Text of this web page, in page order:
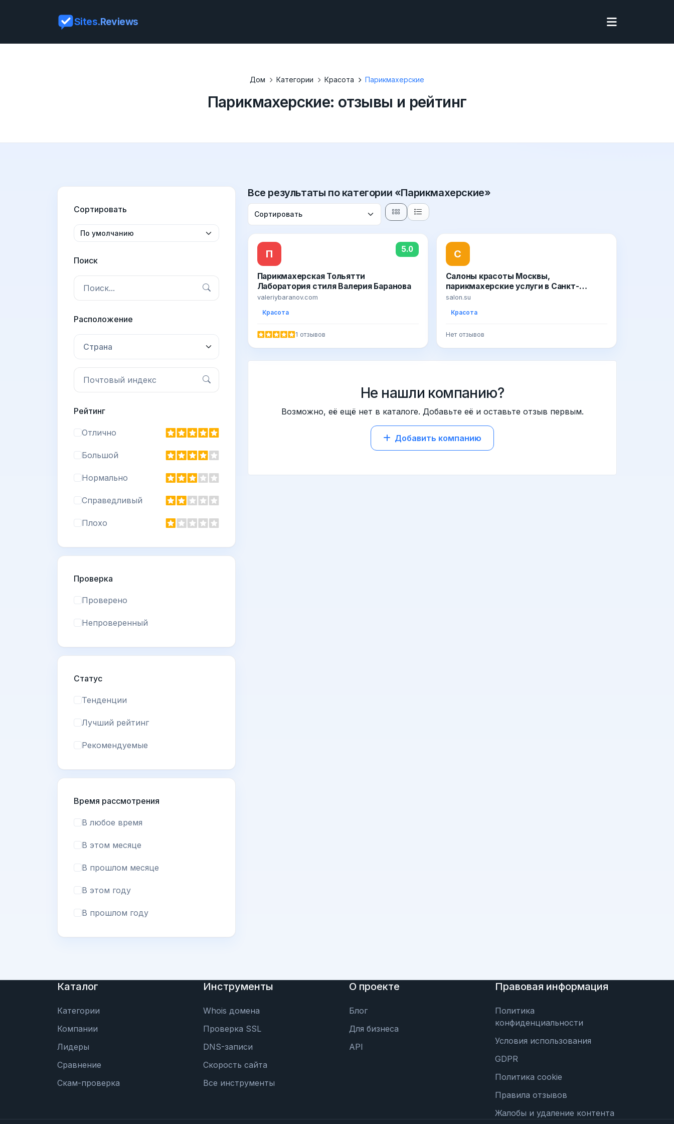
Sites.Reviews
Дом Категории Красота Парикмахерские
Парикмахерские: отзывы и рейтинг
Сортировать
Поиск
Расположение
Страна
Рейтинг
Отлично
Большой
Нормально
Справедливый
Плохо
Проверка
Проверено
Непроверенный
Статус
Тенденции
Лучший рейтинг
Рекомендуемые
Время рассмотрения
В любое время
В этом месяце
В прошлом месяце
В этом году
В прошлом году
Все результаты по категории «Парикмахерские»
П 5.0
Парикмахерская Тольятти
Лаборатория стиля Валерия Баранова
valeriybaranov.com
Красота
1 отзывов
С
Салоны красоты Москвы,
парикмахерские услуги в Санкт-
Петербурге (СПб). Фото, цены, работа,
salon.su
Красота
Нет отзывов
Не нашли компанию?
Возможно, её ещё нет в каталоге. Добавьте её и оставьте отзыв первым.
Добавить компанию
Каталог
Категории
Компании
Лидеры
Сравнение
Скам-проверка
Инструменты
Whois домена
Проверка SSL
DNS-записи
Скорость сайта
Все инструменты
О проекте
Блог
Для бизнеса
API
Правовая информация
Политика
конфиденциальности
Условия использования
GDPR
Политика cookie
Правила отзывов
Жалобы и удаление контента